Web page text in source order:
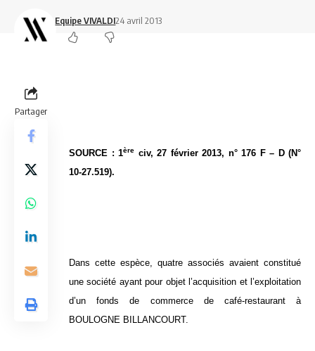
Equipe VIVALDI24 avril 2013
Partager
SOURCE : 1ère civ, 27 février 2013, n° 176 F – D (N°
10-27.519).
Dans cette espèce, quatre associés avaient constitué
une société ayant pour objet l’acquisition et l’exploitation
d’un fonds de commerce de café-restaurant à
BOULOGNE BILLANCOURT.